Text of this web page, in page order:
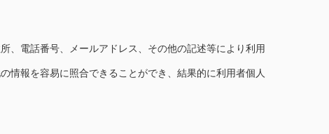
、電話番号、メールアドレス、その他の記述等により利用
情報を容易に照合できることができ、結果的に利用者個人